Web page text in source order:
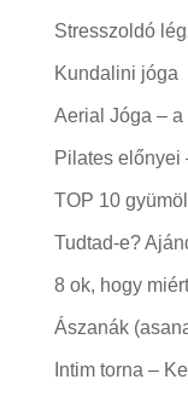
Stresszoldó
Kundalini jóga
Aerial Jóga –
Pilates előnyei
TOP 10
Tudtad-e?
8 ok, hogy
Ászanák
Intim torna –